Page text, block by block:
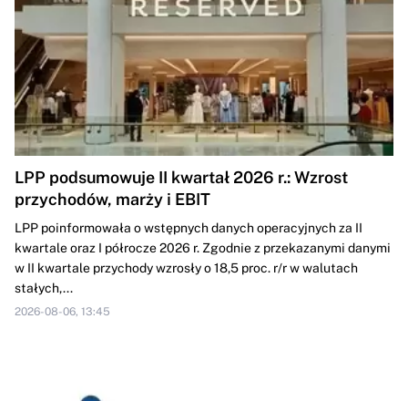
LPP podsumowuje II kwartał 2026 r.: Wzrost
przychodów, marży i EBIT
LPP poinformowała o wstępnych danych operacyjnych za II
kwartale oraz I półrocze 2026 r. Zgodnie z przekazanymi danymi
w II kwartale przychody wzrosły o 18,5 proc. r/r w walutach
stałych,...
2026-08-06, 13:45